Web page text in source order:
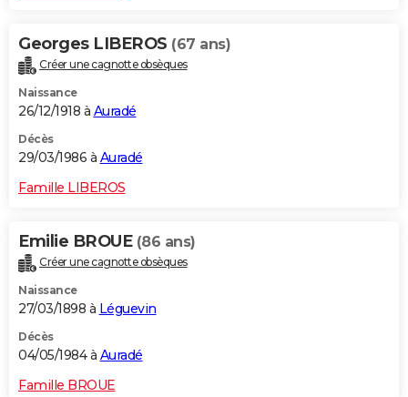
Georges LIBEROS (67 ans)
Créer une cagnotte obsèques
Naissance
26/12/1918 à Auradé
Décès
29/03/1986 à Auradé
Famille LIBEROS
Emilie BROUE (86 ans)
Créer une cagnotte obsèques
Naissance
27/03/1898 à Léguevin
Décès
04/05/1984 à Auradé
Famille BROUE